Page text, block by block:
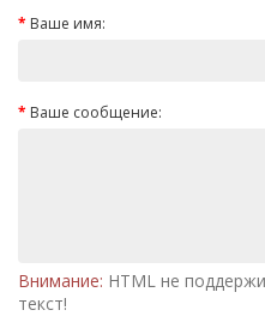
Ваше имя:
Ваше сообщение:
Внимание: HTML не
текст!